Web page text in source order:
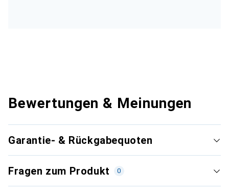
Bewertungen & Meinungen
Garantie- & Rückgabequoten
Fragen zum Produkt 0